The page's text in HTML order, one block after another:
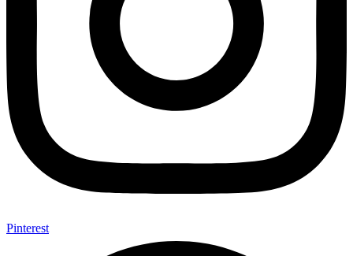
Pinterest